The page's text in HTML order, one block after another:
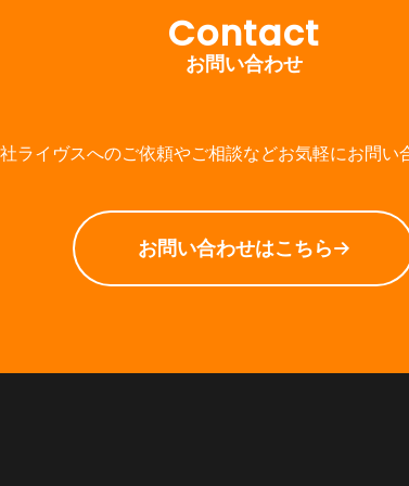
Contact
ライヴスへのご依頼やご相談などお気軽にお問い
お問い合わせはこちら